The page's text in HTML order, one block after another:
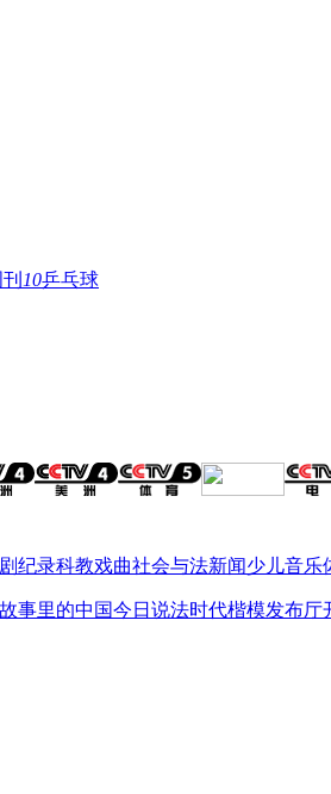
10乒乓球
纪录科教戏曲社会与法新闻少儿音乐
故事里的中国今日说法时代楷模发布厅